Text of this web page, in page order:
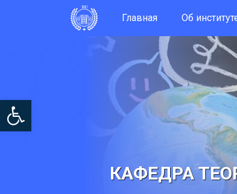
Open toolbar
Главная Об
КАФЕДРА